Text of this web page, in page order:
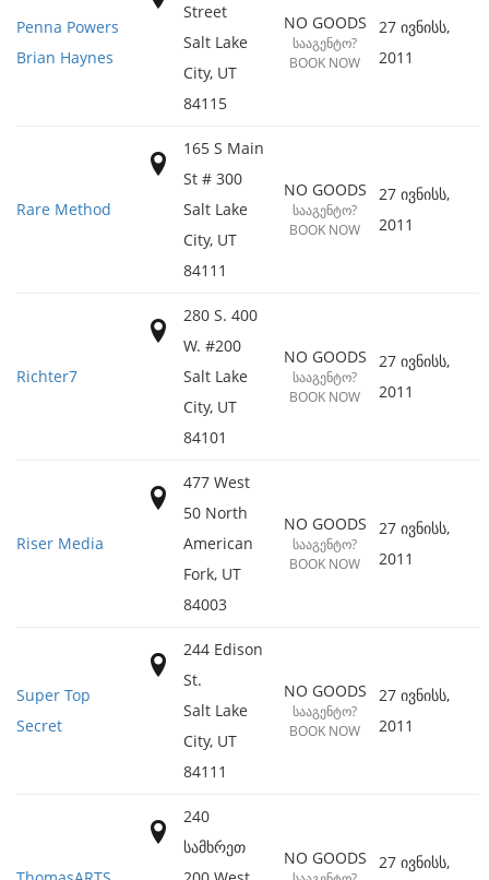
Penna Powers
Brian Haynes
Street
Salt Lake
City, UT
84115
NO GOODS
ᲡᲐᲐᲒᲔᲜᲢᲝ?
BOOK NOW
27 ივნისს,
2011
Rare Method
165 S Main
St # 300
Salt Lake
City, UT
84111
NO GOODS
ᲡᲐᲐᲒᲔᲜᲢᲝ?
BOOK NOW
27 ივნისს,
2011
Richter7
280 S. 400
W. #200
Salt Lake
City, UT
84101
NO GOODS
ᲡᲐᲐᲒᲔᲜᲢᲝ?
BOOK NOW
27 ივნისს,
2011
Riser Media
477 West
50 North
American
Fork, UT
84003
NO GOODS
ᲡᲐᲐᲒᲔᲜᲢᲝ?
BOOK NOW
27 ივნისს,
2011
Super Top
Secret
244 Edison
St.
Salt Lake
City, UT
84111
NO GOODS
ᲡᲐᲐᲒᲔᲜᲢᲝ?
BOOK NOW
27 ივნისს,
2011
240
სამხრეთ
NO GOODS
27 ივნისს,